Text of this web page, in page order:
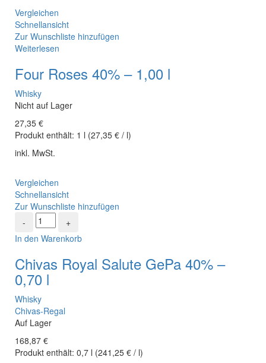
Vergleichen
Schnellansicht
Zur Wunschliste hinzufügen
Weiterlesen
Four Roses 40% – 1,00 l
Whisky
Nicht auf Lager
27,35 €
Produkt enthält: 1 l (27,35 € / l)
inkl. MwSt.
Vergleichen
Schnellansicht
Zur Wunschliste hinzufügen
In den Warenkorb
Chivas Royal Salute GePa 40% –
0,70 l
Whisky
Chivas-Regal
Auf Lager
168,87 €
Produkt enthält: 0,7 l (241,25 € / l)